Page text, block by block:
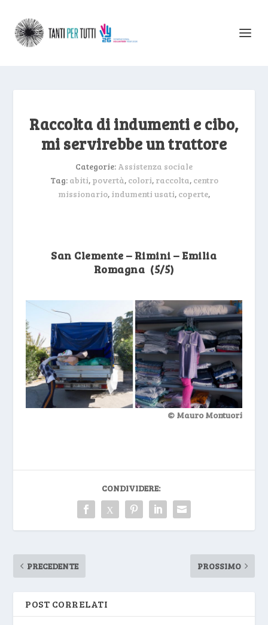
Raccolta di indumenti e cibo,
mi servirebbe un trattore
Categorie: Assistenza sociale
Tag: abiti, povertà, colori, raccolta, centro
missionario, indumenti usati, coperte,
San Clemente – Rimini – Emilia
Romagna (5/5)
© Mauro Montuori
CONDIVIDERE:
PRECEDENTE PROSSIMO
POST CORRELATI